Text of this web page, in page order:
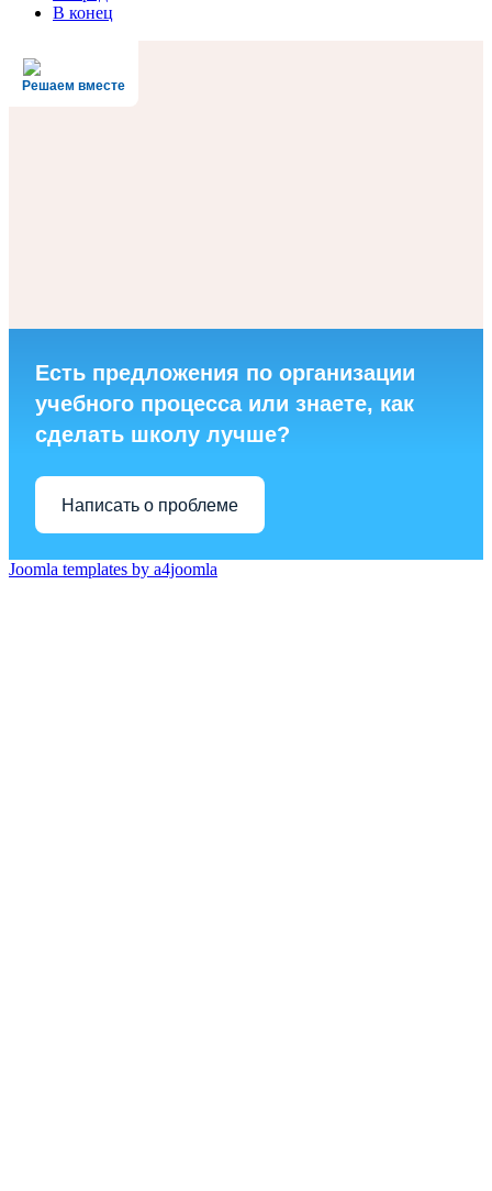
В конец
Решаем вместе
Есть предложения по организации
учебного процесса или знаете, как
сделать школу лучше?
Написать о проблеме
Joomla templates by a4joomla